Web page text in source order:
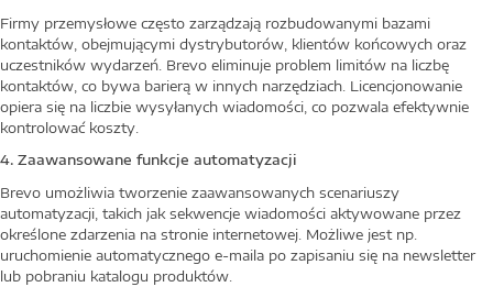
Firmy przemysłowe często zarządzają rozbudowanymi bazami
kontaktów, obejmującymi dystrybutorów, klientów końcowych oraz
uczestników wydarzeń. Brevo eliminuje problem limitów na liczbę
kontaktów, co bywa barierą w innych narzędziach. Licencjonowanie
opiera się na liczbie wysyłanych wiadomości, co pozwala efektywnie
kontrolować koszty.
4. Zaawansowane funkcje automatyzacji
Brevo umożliwia tworzenie zaawansowanych scenariuszy
automatyzacji, takich jak sekwencje wiadomości aktywowane przez
określone zdarzenia na stronie internetowej. Możliwe jest np.
uruchomienie automatycznego e-maila po zapisaniu się na newsletter
lub pobraniu katalogu produktów.